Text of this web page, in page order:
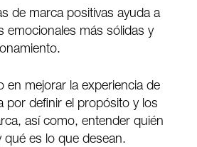
de marca positivas ayuda a
emocionales más sólidas y
en mejorar la experiencia de
por definir el propósito y los
así como, entender quién
qué es lo que desean.